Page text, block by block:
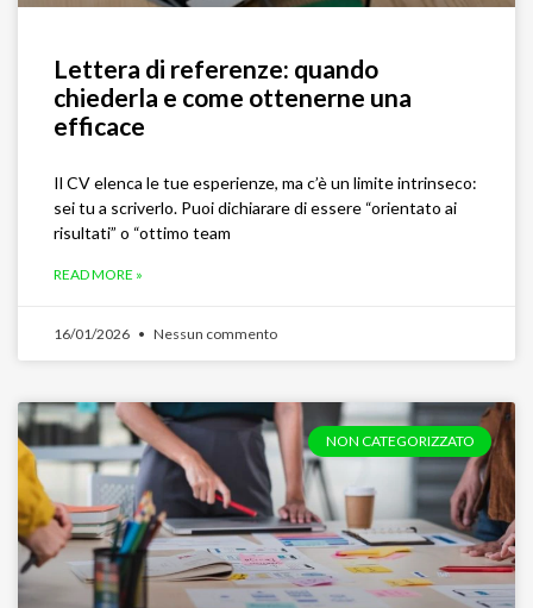
Lettera di referenze: quando
chiederla e come ottenerne una
efficace
Il CV elenca le tue esperienze, ma c’è un limite intrinseco:
sei tu a scriverlo. Puoi dichiarare di essere “orientato ai
risultati” o “ottimo team
READ MORE »
16/01/2026 Nessun commento
NON CATEGORIZZATO